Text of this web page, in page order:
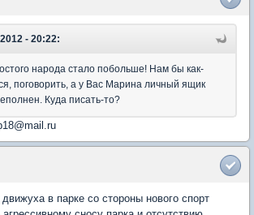
- 20:22:
народа стало побольше! Нам бы как-
поговорить, а у Вас Марина личный ящик
Куда писать-то?
в парке со стороны нового спорт